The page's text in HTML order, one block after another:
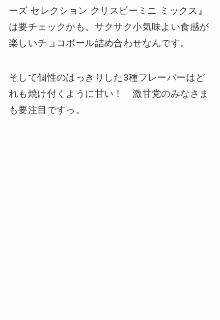
ーズ セレクション クリスピーミニ ミックス』
は要チェックかも。サクサク小気味よい食感が
楽しいチョコボール詰め合わせなんです。
そして個性のはっきりした3種フレーバーはど
れも焼け付くように甘い！ 激甘党のみなさま
も要注目ですっ。